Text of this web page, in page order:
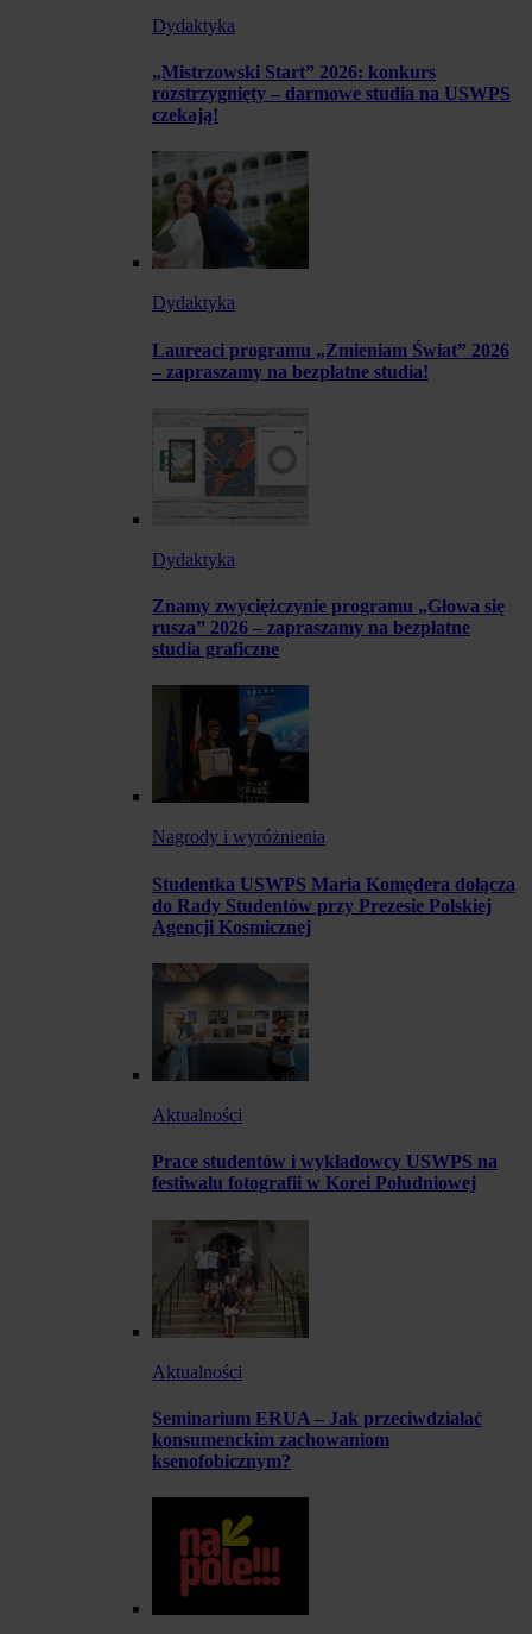
Dydaktyka
„Mistrzowski Start” 2026: konkurs
rozstrzygnięty – darmowe studia na USWPS
czekają!
Dydaktyka
Laureaci programu „Zmieniam Świat” 2026
– zapraszamy na bezpłatne studia!
Dydaktyka
Znamy zwyciężczynie programu „Głowa się
rusza” 2026 – zapraszamy na bezpłatne
studia graficzne
Nagrody i wyróżnienia
Studentka USWPS Maria Komędera dołącza
do Rady Studentów przy Prezesie Polskiej
Agencji Kosmicznej
Aktualności
Prace studentów i wykładowcy USWPS na
festiwalu fotografii w Korei Południowej
Aktualności
Seminarium ERUA – Jak przeciwdziałać
konsumenckim zachowaniom
ksenofobicznym?